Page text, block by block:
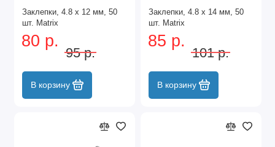
Заклепки, 4.8 х 12 мм, 50
шт. Matrix
80 р.
95 р.
В корзину
Заклепки, 4.8 х 14 мм, 50
шт. Matrix
85 р.
101 р.
В корзину